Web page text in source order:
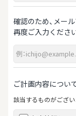
確認のため、メー
再度ご入力くださ
ご計画内容につい
該当するものがござい